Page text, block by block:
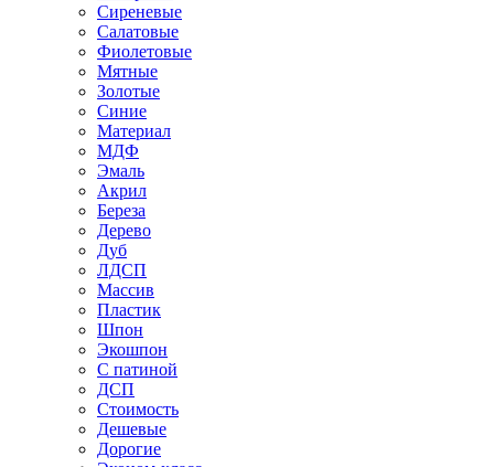
Сиреневые
Салатовые
Фиолетовые
Мятные
Золотые
Синие
Материал
МДФ
Эмаль
Акрил
Береза
Дерево
Дуб
ЛДСП
Массив
Пластик
Шпон
Экошпон
С патиной
ДСП
Стоимость
Дешевые
Дорогие